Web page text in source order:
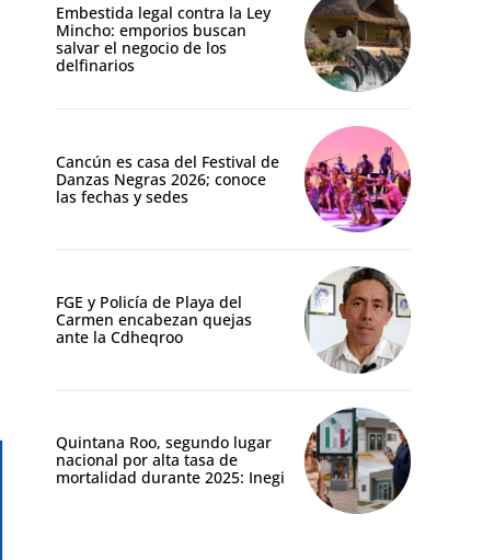
Embestida legal contra la Ley
Mincho: emporios buscan
salvar el negocio de los
delfinarios
Cancún es casa del Festival de
Danzas Negras 2026; conoce
las fechas y sedes
FGE y Policía de Playa del
Carmen encabezan quejas
ante la Cdheqroo
Quintana Roo, segundo lugar
nacional por alta tasa de
mortalidad durante 2025: Inegi